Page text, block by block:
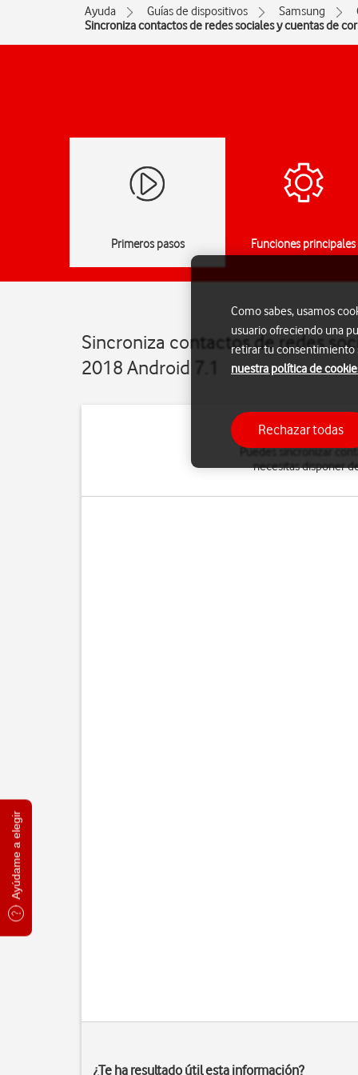
Ayúdame a elegir
Ayuda Guías de dispositivos Samsung
Sincroniza contactos de redes sociales y cuentas de
Primeros pasos Funciones principales
Sincroniza contactos de redes
2018 Android 7.1
Puedes sincronizar
necesitas disponer
¿Te ha resultado útil esta información?
Como sabes, usamos
usuario ofreciendo una
retirar tu consentimiento
nuestra política de
Rechazar todas